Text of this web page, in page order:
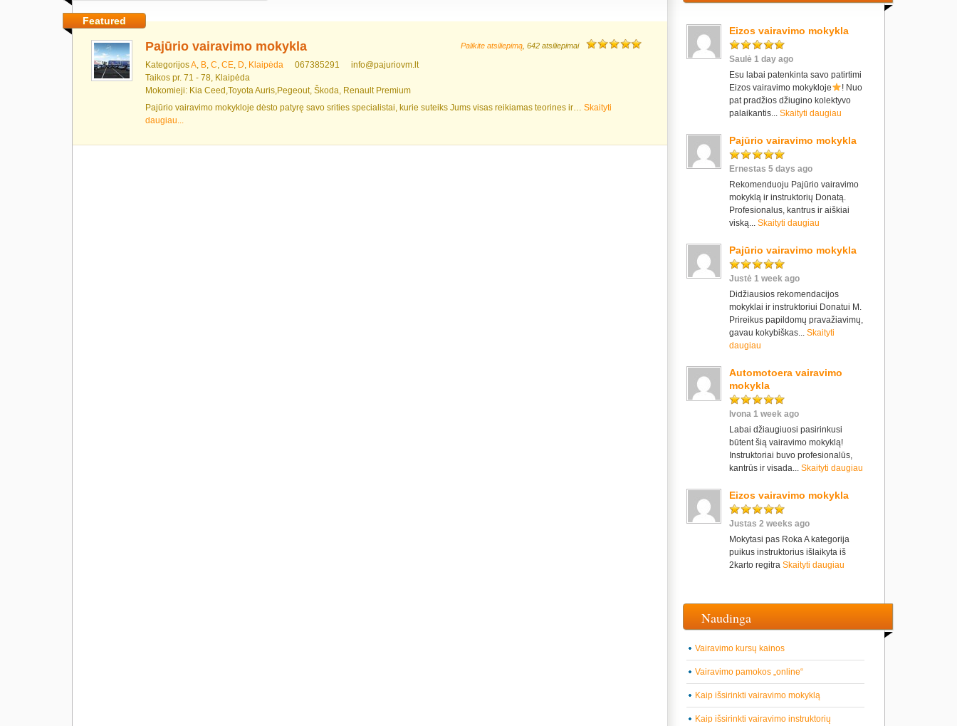
Featured
Palikite atsiliepimą , 642 atsiliepimai
Pajūrio vairavimo mokykla
KategorijosA, B, C, CE, D, Klaipėda 067385291
info@pajuriovm.lt
Taikos pr. 71 - 78, Klaipėda
Mokomieji: Kia Ceed,Toyota Auris,Pegeout, Škoda, Renault Premium
Pajūrio vairavimo mokykloje dėsto patyrę savo srities specialistai, kurie suteiks Jums visas reikiamas teorines ir… Skaityti
daugiau...
Eizos vairavimo mokykla
Saulė 1 day ago
Esu labai patenkinta savo patirtimi
Eizos vairavimo mokykloje
! Nuo
pat pradžios džiugino kolektyvo
palaikantis... Skaityti daugiau
Pajūrio vairavimo mokykla
Ernestas 5 days ago
Rekomenduoju Pajūrio vairavimo
mokyklą ir instruktorių Donatą.
Profesionalus, kantrus ir aiškiai
viską... Skaityti daugiau
Pajūrio vairavimo mokykla
Justė 1 week ago
Didžiausios rekomendacijos
mokyklai ir instruktoriui Donatui M.
Prireikus papildomų pravažiavimų,
gavau kokybiškas... Skaityti
daugiau
Automotoera vairavimo
mokykla
Ivona 1 week ago
Labai džiaugiuosi pasirinkusi
būtent šią vairavimo mokyklą!
Instruktoriai buvo profesionalūs,
kantrūs ir visada... Skaityti daugiau
Eizos vairavimo mokykla
Justas 2 weeks ago
Mokytasi pas Roka A kategorija
puikus instruktorius išlaikyta iš
2karto regitra Skaityti daugiau
Naudinga
Vairavimo kursų kainos
Vairavimo pamokos „online“
Kaip išsirinkti vairavimo mokyklą
Kaip išsirinkti vairavimo instruktorių